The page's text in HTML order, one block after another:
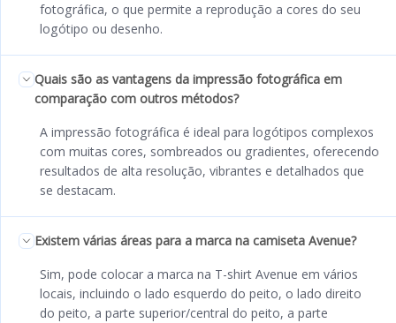
fotográfica, o que permite a reprodução a cores do seu
logótipo ou desenho.
Quais são as vantagens da impressão fotográfica em
comparação com outros métodos?
A impressão fotográfica é ideal para logótipos complexos
com muitas cores, sombreados ou gradientes, oferecendo
resultados de alta resolução, vibrantes e detalhados que
se destacam.
Existem várias áreas para a marca na camiseta Avenue?
Sim, pode colocar a marca na T-shirt Avenue em vários
locais, incluindo o lado esquerdo do peito, o lado direito
do peito, a parte superior/central do peito, a parte